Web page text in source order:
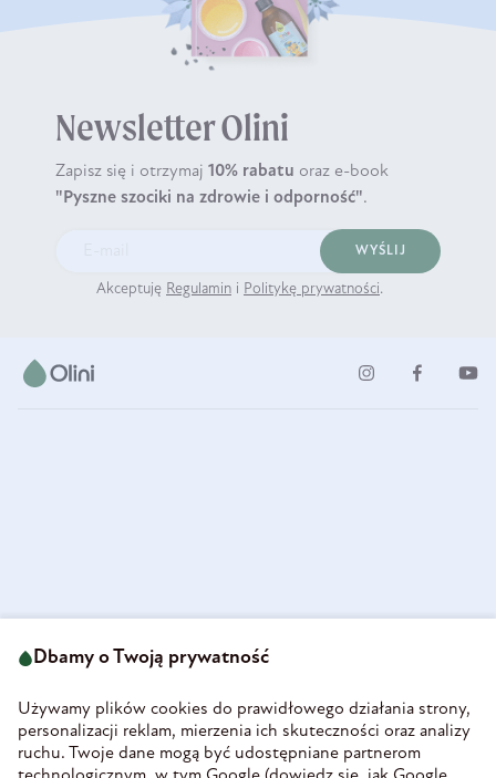
Newsletter Olini
Zapisz się i otrzymaj 10% rabatu oraz e-book
"Pyszne szociki na zdrowie i odporność".
WYŚLIJ
Akceptuję Regulamin i Politykę prywatności.
58-160 Świebodzice
REGON 890213034
INFORMACJE
Dbamy o Twoją prywatność
Używamy plików cookies do prawidłowego działania strony,
personalizacji reklam, mierzenia ich skuteczności oraz analizy
ruchu. Twoje dane mogą być udostępniane partnerom